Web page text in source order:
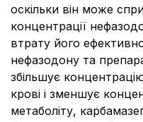
оскільки він може
концентрації
втрату його
нефазодону та
збільшує
крові і зменшує
метаболіту,